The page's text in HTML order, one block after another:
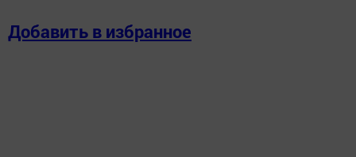
Добавить в избранное